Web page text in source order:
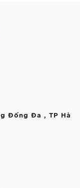
Đống Đa , TP Hà